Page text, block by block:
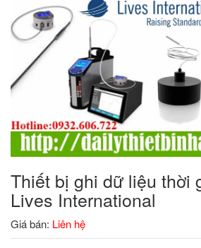
Thiết bị ghi dữ liệu thời
Lives International
Giá bán: Liên hệ